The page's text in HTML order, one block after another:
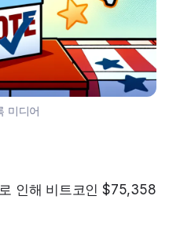
미디어
인해 비트코인 $75,358